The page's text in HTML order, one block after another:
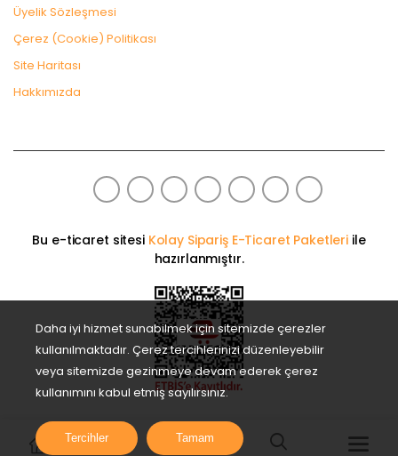
Üyelik Sözleşmesi
Çerez (Cookie) Politikası
Site Haritası
Hakkımızda
Bu e-ticaret sitesi Kolay Sipariş E-Ticaret Paketleri ile
hazırlanmıştır.
Daha iyi hizmet sunabilmek için sitemizde çerezler
kullanılmaktadır. Çerez tercihlerinizi düzenleyebilir
veya sitemizde gezinmeye devam ederek çerez
kullanımını kabul etmiş sayılırsınız.
Tercihler Tamam